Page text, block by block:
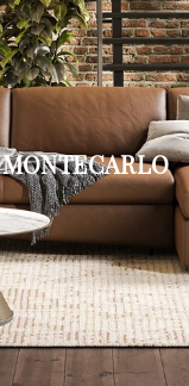
MONTECARLO